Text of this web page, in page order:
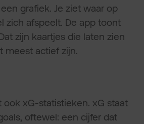
grafiek. Je ziet waar op
zich afspeelt. De app toont
zijn kaartjes die laten zien
meest actief zijn.
ook xG-statistieken. xG staat
oftewel: een cijfer dat